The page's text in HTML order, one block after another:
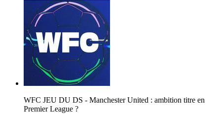
WFC JEU DU DS - Manchester United : ambition titre en
Premier League ?